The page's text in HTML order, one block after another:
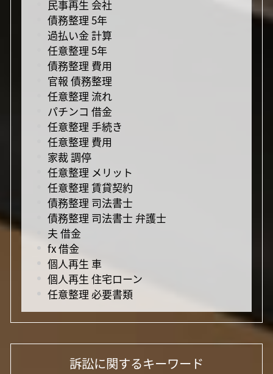
民事再生 会社
債務整理 5年
過払い金 計算
任意整理 5年
債務整理 費用
官報 債務整理
任意整理 流れ
パチンコ 借金
任意整理 手続き
任意整理 費用
家裁 調停
任意整理 メリット
任意整理 賃貸契約
債務整理 司法書士
債務整理 司法書士 弁護士
夫 借金
fx 借金
個人再生 車
個人再生 住宅ローン
任意整理 必要書類
訴訟に関するキーワード